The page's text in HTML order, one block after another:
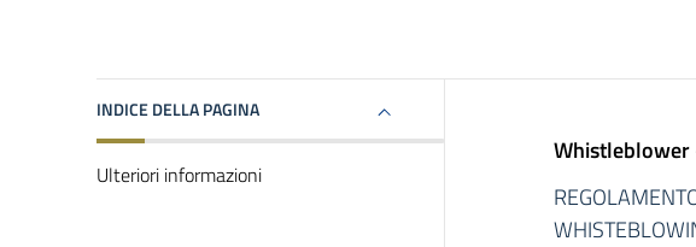
INDICE DELLA PAGINA
Ulteriori informazioni